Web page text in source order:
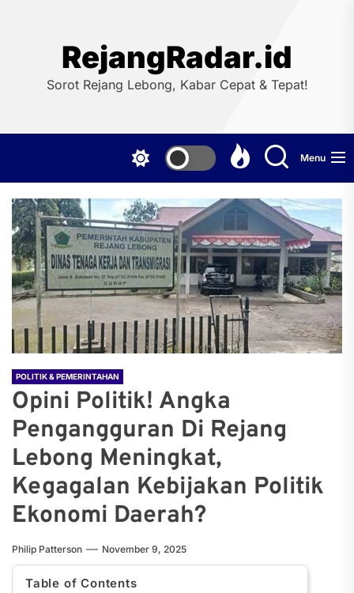
RejangRadar.id
Sorot Rejang Lebong, Kabar Cepat & Tepat!
Menu
POLITIK & PEMERINTAHAN
Opini Politik! Angka
Pengangguran Di Rejang
Lebong Meningkat,
Kegagalan Kebijakan Politik
Ekonomi Daerah?
Philip Patterson November 9, 2025
Table of Contents